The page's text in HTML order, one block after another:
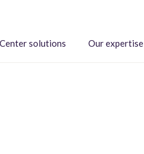
solutions Our expertise